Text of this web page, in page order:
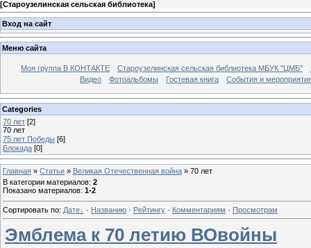
[Староузелинская сельская библиотека]
Вход на сайт
Меню сайта
Моя группа В КОНТАКТЕ Староузелинская сельская библиотека МБУК "ЦМБ"
Видео
Фотоальбомы Гостевая книга События и
Categories
70 лет [2]
70 лет
75 лет Победы [6]
Блокада [0]
Главная » Статьи » Великая Отечественная война » 70 лет
В категории материалов: 2
Показано материалов: 1-2
Сортировать по: Дате · Названию · Рейтингу · Комментариям · Просмотрам
Эмблема к 70 летию ВОвойны